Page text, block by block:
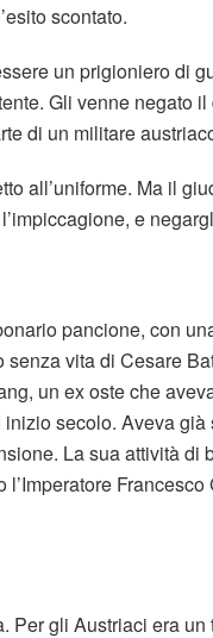
scontato.
un prigioniero di
Gli venne negato
di un militare
all’uniforme. Ma il
e
pancione, con
vita di Cesare
un ex oste che
secolo. Aveva
La sua attività di
Per gli Austriaci era